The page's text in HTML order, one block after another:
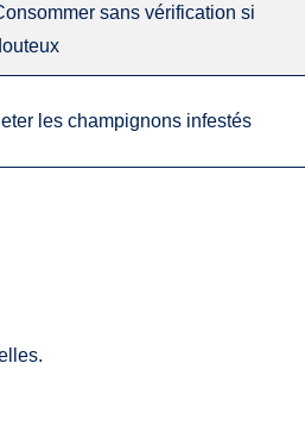
sans vérification si
les champignons infestés